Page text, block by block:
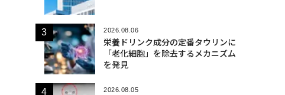
2026.08.06
栄養ドリンク成分の定番タウリンに
「老化細胞」を除去するメカニズム
を発見
2026.08.05